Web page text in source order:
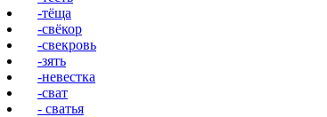
-тёща
-свёкор
-свекровь
-зять
-невестка
-сват
- сватья